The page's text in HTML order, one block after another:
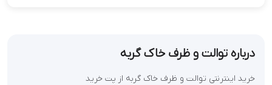
درباره توالت و ظرف خاک گربه
خرید اینترنتی توالت و ظرف خاک گربه از پت خرید